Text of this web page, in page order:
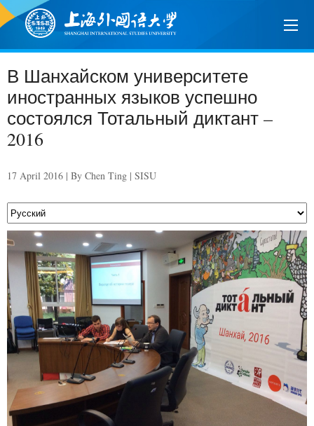
В Шанхайском университете
иностранных языков успешно
состоялся Тотальный диктант –
2016
17 April 2016 | By Chen Ting | SISU